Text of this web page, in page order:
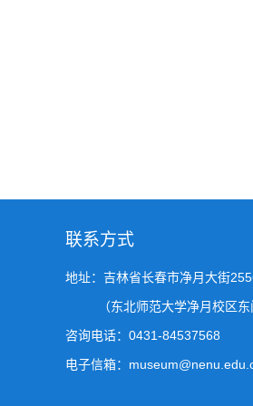
联系方式
地址：吉林省长春市净月大街
（东北师范大学净月校区东
咨询电话：0431-84537568
电子信箱：